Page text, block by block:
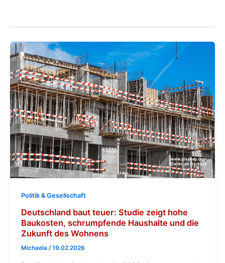
Politik & Gesellschaft
Deutschland baut teuer: Studie zeigt hohe
Baukosten, schrumpfende Haushalte und die
Zukunft des Wohnens
Michaela /19.02.2026